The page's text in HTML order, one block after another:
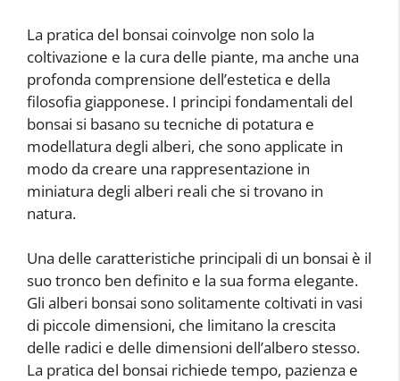
La pratica del bonsai coinvolge non solo la
coltivazione e la cura delle piante, ma anche una
profonda comprensione dell’estetica e della
filosofia giapponese. I principi fondamentali del
bonsai si basano su tecniche di potatura e
modellatura degli alberi, che sono applicate in
modo da creare una rappresentazione in
miniatura degli alberi reali che si trovano in
natura.
Una delle caratteristiche principali di un bonsai è il
suo tronco ben definito e la sua forma elegante.
Gli alberi bonsai sono solitamente coltivati in vasi
di piccole dimensioni, che limitano la crescita
delle radici e delle dimensioni dell’albero stesso.
La pratica del bonsai richiede tempo, pazienza e